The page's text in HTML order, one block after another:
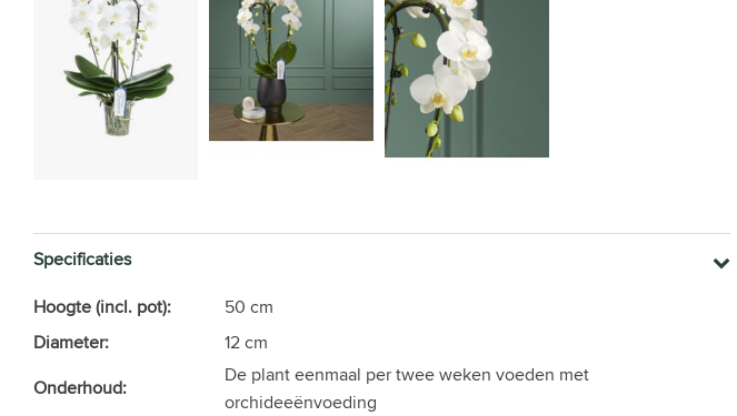
Specificaties
Hoogte (incl. pot):
50 cm
Diameter:
12 cm
Onderhoud:
De plant eenmaal per twee weken voeden met
orchideeënvoeding